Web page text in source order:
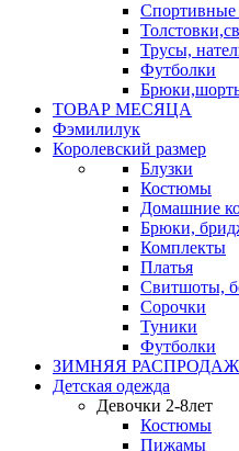
Трусы,
Футболки
ТОВАР МЕСЯЦА
Фэмилилук
Королевский размер
Блузки
Костюмы
Домашние
Брюки,
Комплекты
Платья
Свитшоты,
Сорочки
Туники
Футболки
ЗИМНЯЯ
Детская одежда
Девочки 2-8лет
Костюмы
Пижамы